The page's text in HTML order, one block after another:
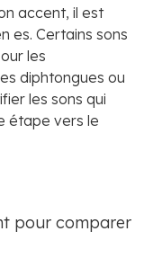
accent, il est
es. Certains sons
les
diphtongues ou
les sons qui
étape vers le
pour comparer